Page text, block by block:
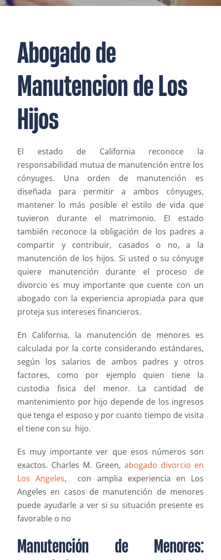
Abogado de
Manutencion de Los
Hijos
El estado de California reconoce la
responsabilidad mutua de manutención entre los
cónyuges. Una orden de manutención es
diseñada para permitir a ambos cónyuges,
mantener lo más posible el estilo de vida que
tuvieron durante el matrimonio. El estado
también reconoce la obligación de los padres a
compartir y contribuir, casados o no, a la
manutención de los hijos. Si usted o su cónyuge
quiere manutención durante el proceso de
divorcio es muy importante que cuente con un
abogado con la experiencia apropiada para que
proteja sus intereses financieros.
En California, la manutención de menores es
calculada por la corte considerando estándares,
según los salarios de ambos padres y otros
factores, como por ejemplo quien tiene la
custodia fisica del menor. La cantidad de
mantenimiento por hijo depende de los ingresos
que tenga el esposo y por cuanto tiempo de visita
el tiene con su hijo.
Es muy importante ver que esos números son
exactos. Charles M. Green, abogado divorcio en
Los Angeles, con amplia experiencia en Los
Angeles en casos de manutención de menores
puede ayudarle a ver si su situación presente es
favorable o no
Manutención de Menores: